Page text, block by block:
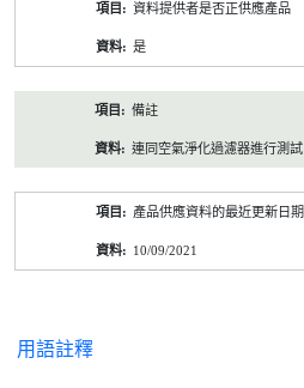
資料提供者是否正供應產品
是
備註
連同空氣淨化過濾器進行測試
產品供應資料的最近更新日期
10/09/2021
用語註釋